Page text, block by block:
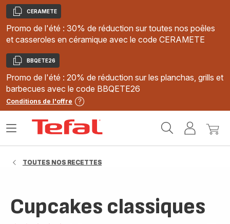
Copier
CERAMETE
Promo de l'été : 30% de réduction sur toutes nos poêles
et casseroles en céramique avec le code CERAMETE
Copier
BBQETE26
Promo de l'été : 20% de réduction sur les planchas, grills et
barbecues avec le code BBQETE26
Conditions de l'offre
MonMon
Ouvrir
TOUTES NOS RECETTES
Cupcakes classiques